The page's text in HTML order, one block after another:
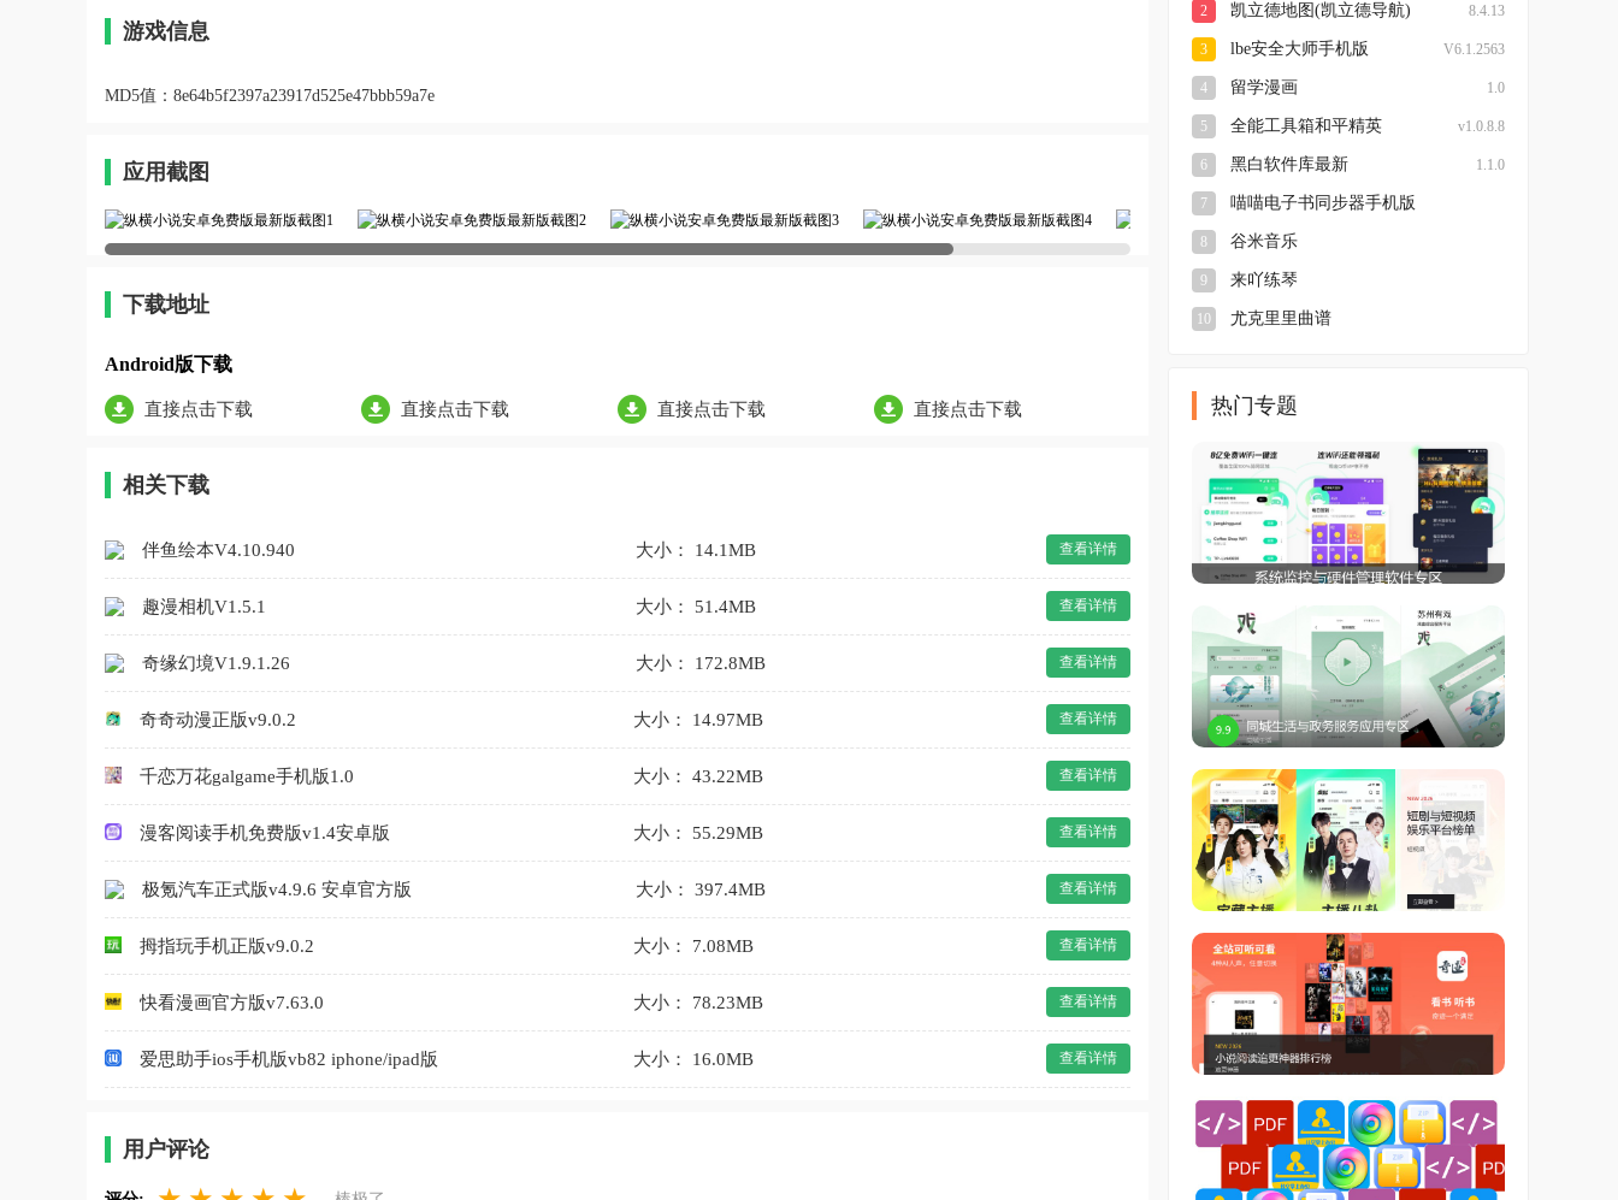
游戏信息
MD5值： 8e64b5f2397a23917d525e47bbb59a7e
应用截图
下载地址
Android版下载
直接点击下载 直接点击下载 直接点击下载 直接点击下载
相关下载
伴鱼绘本V4.10.940 大小： 14.1MB 查看详情
趣漫相机V1.5.1 大小： 51.4MB 查看详情
奇缘幻境V1.9.1.26 大小： 172.8MB 查看详情
奇奇动漫正版v9.0.2 大小： 14.97MB 查看详情
千恋万花galgame手机版1.0 大小： 43.22MB 查看详情
漫客阅读手机免费版v1.4安卓版 大小： 55.29MB 查看详情
极氪汽车正式版v4.9.6 安卓官方版 大小： 397.4MB 查看详情
拇指玩手机正版v9.0.2 大小： 7.08MB 查看详情
快看漫画官方版v7.63.0 大小： 78.23MB 查看详情
爱思助手ios手机版vb82 iphone/ipad版 大小： 16.0MB 查看详情
用户评论
2
凯立德地图(凯立德导航)
8.4.13
3 lbe安全大师手机版 V6.1.2563
4 留学漫画 1.0
5 全能工具箱和平精英 v1.0.8.8
6 黑白软件库最新 1.1.0
7
喵喵电子书同步器手机版
8
谷米音乐
9 来吖练琴
10 尤克里里曲谱
热门专题